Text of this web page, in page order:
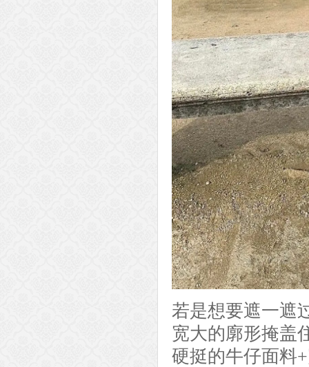
若是想要遮一遮
宽大的廓形掩盖
硬挺的牛仔面料